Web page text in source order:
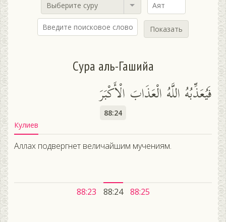
Выберите суру
Показать
Сура аль-Гашийа
فَيُعَذِّبُهُ اللَّهُ الْعَذَابَ الْأَكْبَرَ
88:24
Кулиев
Аллах подвергнет величайшим мучениям.
88:23 88:24 88:25